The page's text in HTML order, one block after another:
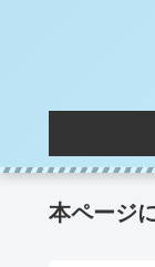
本ページ